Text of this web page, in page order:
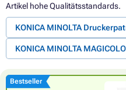
Artikel hohe Qualitätsstandards.
KONICA MINOLTA
KONICA MINOLTA
Bestseller